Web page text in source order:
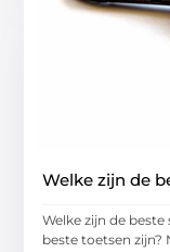
Welke zijn de
Welke zijn de
beste toetsen zijn?